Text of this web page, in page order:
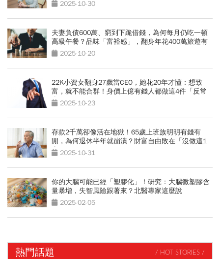
2025-10-30
夫妻負債600萬、窮到下跪借錢，為何每月仍吃一頓
高級午餐？品味「富裕感」，翻身年花400萬旅遊有
錢人2025-10-20
22K小資女翻身27歲當CEO，她花20年才懂：想致
富，就不能合群！身價上億有錢人都做這4件「反常
事」2025-10-23
存款2千萬卻像活在地獄！65歲上班族明明有錢有
閒，為何退休半年就崩潰？財富自由敗在「沒做這1
事」2025-10-31
你的大腦可能已經「塑膠化」！研究：大腦微塑膠含
量暴增，失智風險跟著來？北醫專家這麼說
2025-02-05
熱門話題 / HOT STORIES /